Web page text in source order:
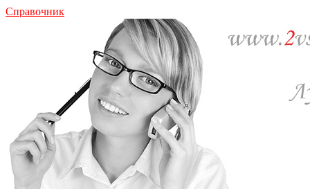
Справочник